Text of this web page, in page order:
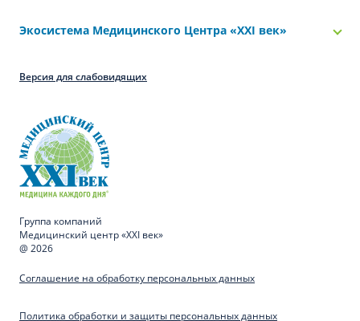
Экосистема Медицинского Центра «‎XXI век»
Версия для слабовидящих
Группа компаний
Медицинский центр «XXI век»
@ 2026
Соглашение на обработку персональных данных
Политика обработки и защиты персональных данных